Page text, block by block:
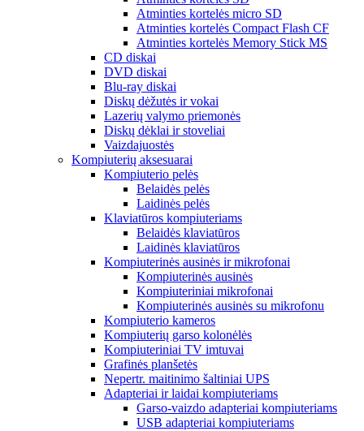
Atminties kortelės micro SD
Atminties kortelės Compact Flash CF
Atminties kortelės Memory Stick MS
CD diskai
DVD diskai
Blu-ray diskai
Diskų dėžutės ir vokai
Lazerių valymo priemonės
Diskų dėklai ir stoveliai
Vaizdajuostės
Kompiuterių aksesuarai
Kompiuterio pelės
Belaidės pelės
Laidinės pelės
Klaviatūros kompiuteriams
Belaidės klaviatūros
Laidinės klaviatūros
Kompiuterinės ausinės ir mikrofonai
Kompiuterinės ausinės
Kompiuteriniai mikrofonai
Kompiuterinės ausinės su mikrofonu
Kompiuterio kameros
Kompiuterių garso kolonėlės
Kompiuteriniai TV imtuvai
Grafinės planšetės
Nepertr. maitinimo šaltiniai UPS
Adapteriai ir laidai kompiuteriams
Garso-vaizdo adapteriai kompiuteriams
USB adapteriai kompiuteriams